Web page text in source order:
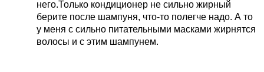
него.Только кондиционер не сильно жирный
берите после шампуня, что-то полегче надо. А то
у меня с сильно питательными масками жирнятся
волосы и с этим шампунем.